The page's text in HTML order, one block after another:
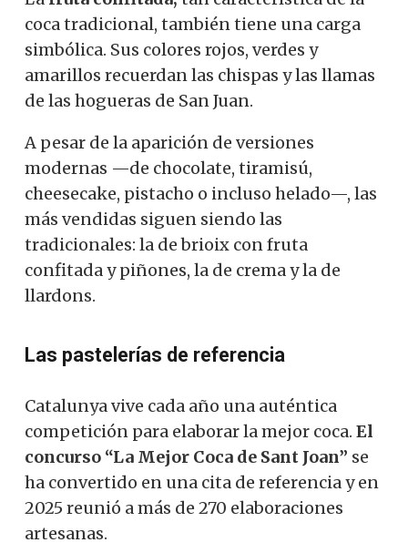
coca tradicional, también tiene una carga
simbólica. Sus colores rojos, verdes y
amarillos recuerdan las chispas y las llamas
de las hogueras de San Juan.
A pesar de la aparición de versiones
modernas —de chocolate, tiramisú,
cheesecake, pistacho o incluso helado—, las
más vendidas siguen siendo las
tradicionales: la de brioix con fruta
confitada y piñones, la de crema y la de
llardons.
Las pastelerías de referencia
Catalunya vive cada año una auténtica
competición para elaborar la mejor coca. El
concurso “La Mejor Coca de Sant Joan” se
ha convertido en una cita de referencia y en
2025 reunió a más de 270 elaboraciones
artesanas.